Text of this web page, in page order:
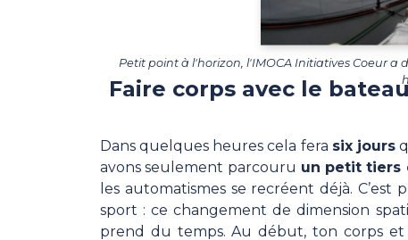
Petit point à l'horizon, l'IMOCA Initiatives Coeur
Faire corps avec le bateau
Dans quelques heures cela fera six jours
avons seulement parcouru un petit tiers
les automatismes se recréent déjà.
sport : ce changement de dimension
prend du temps. Au début, ton corps